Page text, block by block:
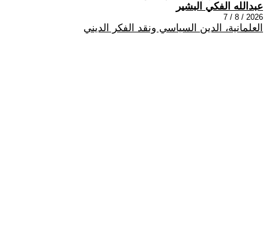
عبدالله الفكي البشير
2026 / 8 / 7
العلمانية، الدين السياسي ونقد الفكر الديني